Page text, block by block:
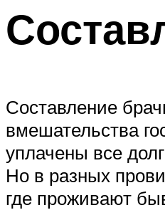
Составление
вмешательства
уплачены все
Но в разных
где проживают